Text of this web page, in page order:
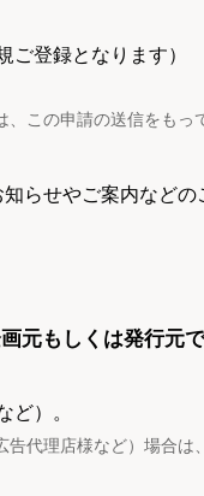
ご登録となります）
この申請の送信をもっ
らせやご案内などの
元もしくは発行元
ど）。
代理店様など）場合は